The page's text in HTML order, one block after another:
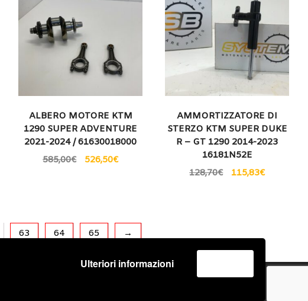
Ulteriori informazioni
ALBERO MOTORE KTM
1290 SUPER ADVENTURE
2021-2024 / 61630018000
585,00€ 526,50€
AMMORTIZZATORE DI
STERZO KTM SUPER DUKE
R – GT 1290 2014-2023
16181N52E
128,70€ 115,83€
63 64 65 →